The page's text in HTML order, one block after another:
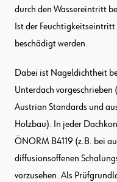
durch den Wassereintritt
Ist der
beschädigt werden.
Dabei ist Nageldichtheit
Unterdach
Austrian Standards und
Holzbau). In jeder
ÖNORM B4119 (z.B. bei
diffusionsoffenen
vorzusehen. Als